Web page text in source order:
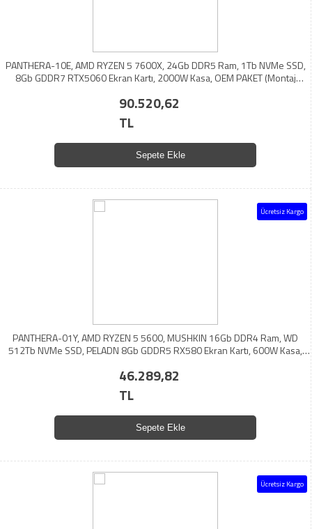
PANTHERA-10E, AMD RYZEN 5 7600X, 24Gb DDR5 Ram, 1Tb NVMe SSD,
8Gb GDDR7 RTX5060 Ekran Kartı, 2000W Kasa, OEM PAKET (Montaj
90.520,62
TL
Sepete Ekle
Ücretsiz Kargo
PANTHERA-01Y, AMD RYZEN 5 5600, MUSHKIN 16Gb DDR4 Ram, WD
512Tb NVMe SSD, PELADN 8Gb GDDR5 RX580 Ekran Kartı, 600W Kasa,
46.289,82
TL
Sepete Ekle
Ücretsiz Kargo